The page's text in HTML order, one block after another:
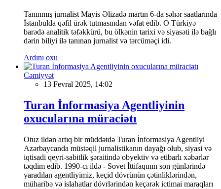
Tanınmış jurnalist Mayis Əlizadə martın 6-da səhər saatlarında
İstanbulda qəfil ürək tutmasından vəfat edib. O Türkiyə
barədə analitik təfəkkürü, bu ölkənin tarixi və siyasəti ilə bağlı
dərin biliyi ilə tanınan jurnalist və tərcüməçi idi.
Ardını oxu
Cəmiyyət
13 Fevral 2025, 14:02
Turan İnformasiya Agentliyinin
oxucularına müraciətı
Otuz ildən artıq bir müddətdə Turan İnformasiya Agentliyi
Azərbaycanda müstəqil jurnalistikanın dayağı olub, siyasi və
iqtisadi qeyri-sabitlik şəraitində obyektiv və etibarlı xəbərlər
təqdim edib. 1990-cı ildə - Sovet İttifaqının son günlərində
yaradılan agentliyimiz, keçid dövrünün çətinliklərindən,
müharibə və islahatlar dövrlərindən keçərək ictimai maraqları